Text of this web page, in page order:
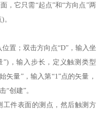
，它只需“起点”和“方向点”两
置；双击方向点“D”，输入坐
”)，输入步长，定义触测类型
矢量”，输入第“1”点的矢量，
“创建”。
件表面的测点，然后触测方